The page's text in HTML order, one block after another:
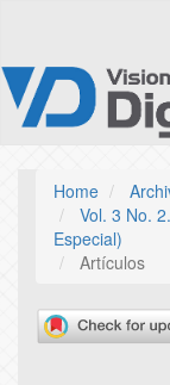
page
content
Main
Content
Sidebar
Home
Vol. 3 No.
Especial)
Artículos